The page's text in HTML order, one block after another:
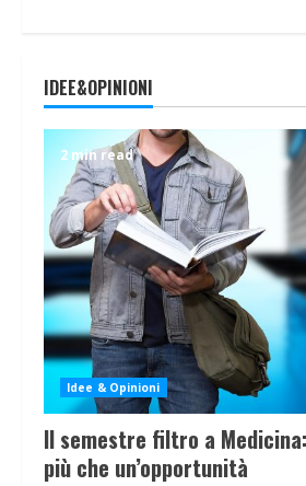
IDEE&OPINIONI
2 min read
Idee & Opinioni
Il semestre filtro a
più che un’opportunità